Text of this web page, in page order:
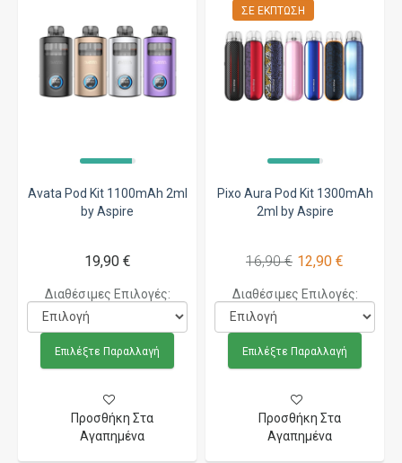
Avata Pod Kit 1100mAh 2ml
by Aspire
19,90 €
Διαθέσιμες Επιλογές:
Επιλέξτε Παραλλαγή
Προσθήκη Στα
Αγαπημένα
ΣΕ ΈΚΠΤΩΣΗ
Pixo Aura Pod Kit 1300mAh
2ml by Aspire
16,90 € 12,90 €
Διαθέσιμες Επιλογές:
Επιλέξτε Παραλλαγή
Προσθήκη Στα
Αγαπημένα